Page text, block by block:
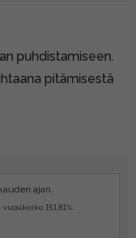
puhdistamiseen.
pitämisestä
ajan.
151.81%.